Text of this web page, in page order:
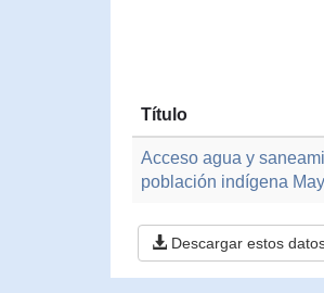
Título
Acceso agua y
población indígena
Descargar estos